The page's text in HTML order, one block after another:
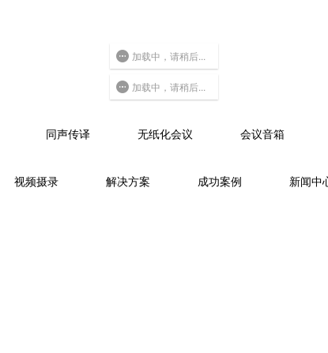
同声传译 无纸化会议 会议音箱
视频摄录 解决方案 成功案例 新闻中
加载中，请稍后...
加载中，请稍后...